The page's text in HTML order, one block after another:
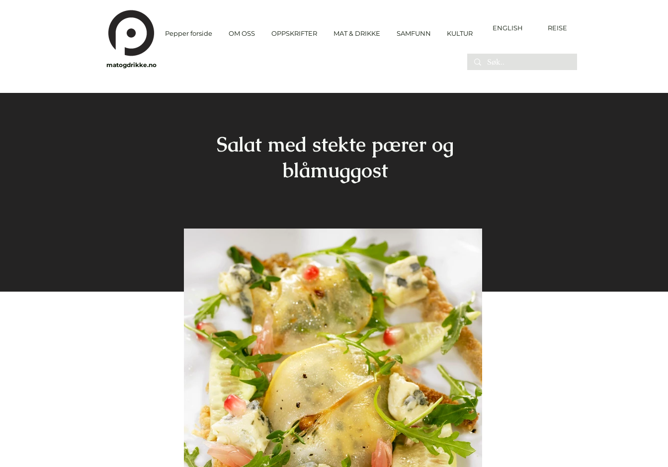
Pepper forside OM OSS OPPSKRIFTER MAT & DRIKKE SAMFUNN KULTUR
ENGLISH REISE
matogdrikke.no
Salat med stekte pærer og
blåmuggost